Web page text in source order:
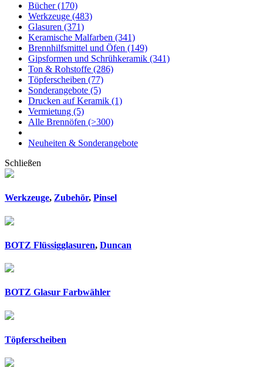
Bücher(170)
Werkzeuge (483)
Glasuren (371)
Keramische Malfarben (341)
Brennhilfsmittel und Öfen (149)
Gipsformen und Schrühkeramik (341)
Ton & Rohstoffe (286)
Töpferscheiben (77)
Sonderangebote (5)
Drucken auf Keramik (1)
Vermietung (5)
Alle Brennöfen (>300)
Neuheiten & Sonderangebote
Schließen
Werkzeuge, Zubehör, Pinsel
BOTZ Flüssigglasuren, Duncan
BOTZ Glasur Farbwähler
Töpferscheiben